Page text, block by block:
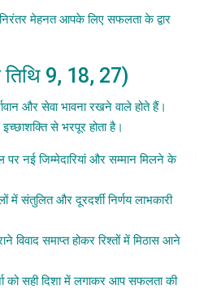
मेहनत आपके लिए सफलता के द्वार
9, 18, 27)
और सेवा भावना रखने वाले होते हैं।
से भरपूर होता है।
पर नई जिम्मेदारियां और सम्मान मिलने के
में संतुलित और दूरदर्शी निर्णय लाभकारी
विवाद समाप्त होकर रिश्तों में मिठास आने
को सही दिशा में लगाकर आप सफलता की